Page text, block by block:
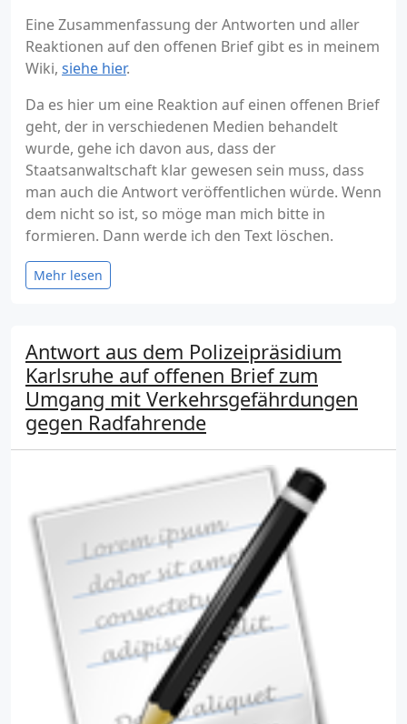
Eine Zusammenfassung der Antworten und aller
Reaktionen auf den offenen Brief gibt es in meinem
Wiki, siehe hier.
Da es hier um eine Reaktion auf einen offenen Brief
geht, der in verschiedenen Medien behandelt
wurde, gehe ich davon aus, dass der
Staatsanwaltschaft klar gewesen sein muss, dass
man auch die Antwort veröffentlichen würde. Wenn
dem nicht so ist, so möge man mich bitte in
formieren. Dann werde ich den Text löschen.
Mehr lesen
Antwort aus dem Polizeipräsidium
Karlsruhe auf offenen Brief zum
Umgang mit Verkehrsgefährdungen
gegen Radfahrende